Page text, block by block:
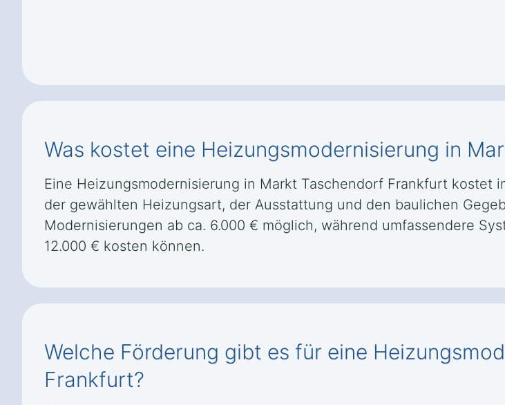
Was kostet eine Heizungsmodernisierung in
Eine Heizungsmodernisierung in Markt Taschendorf Frankfurt kostet
der gewählten Heizungsart, der Ausstattung und den baulichen
Modernisierungen ab ca. 6.000 € möglich, während umfassendere
12.000 € kosten können.
Welche Förderung gibt es für eine
Frankfurt?